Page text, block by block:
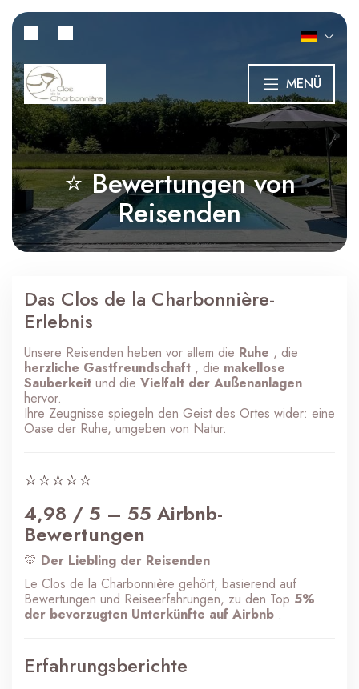
MENÜ
⭐ Bewertungen von
Reisenden
Das Clos de la Charbonnière-
Erlebnis
Unsere Reisenden heben vor allem die Ruhe , die
herzliche Gastfreundschaft , die makellose
Sauberkeit und die Vielfalt der Außenanlagen
hervor.
Ihre Zeugnisse spiegeln den Geist des Ortes wider: eine
Oase der Ruhe, umgeben von Natur.
⭐⭐⭐⭐⭐
4,98 / 5 – 55 Airbnb-
Bewertungen
💛 Der Liebling der Reisenden
Le Clos de la Charbonnière gehört, basierend auf
Bewertungen und Reiseerfahrungen, zu den Top 5%
der bevorzugten Unterkünfte auf Airbnb .
Erfahrungsberichte